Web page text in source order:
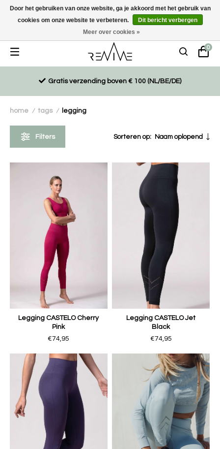
Duurzaam, eco-vriendelijk en ethisch gemaakte producten
0
Gratis verzending boven € 100 (NL/BE/DE)
home / tags / legging
Filters Sorteren op: Naam oplopend
Legging CASTELO Cherry
Pink
€74,95
Legging CASTELO Jet
Black
€74,95
Door het gebruiken van onze website, ga je akkoord met het gebruik van
cookies om onze website te verbeteren.
Dit bericht verbergen
Meer over cookies »